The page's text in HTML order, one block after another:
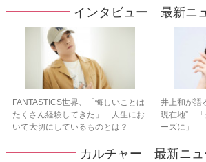
インタビュー 最新ニ
FANTASTICS世界、「悔しいことは
たくさん経験してきた」 人生にお
いて大切にしているものとは？
井上和が語
現在地” 「
ーズに」
カルチャー 最新ニュ